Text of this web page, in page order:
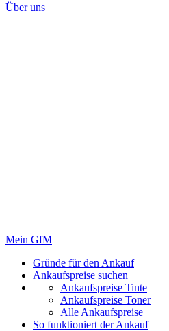
Über uns
Mein GfM
Gründe für den Ankauf
Ankaufspreise suchen
Ankaufspreise Tinte
Ankaufspreise Toner
Alle Ankaufspreise
So funktioniert der Ankauf